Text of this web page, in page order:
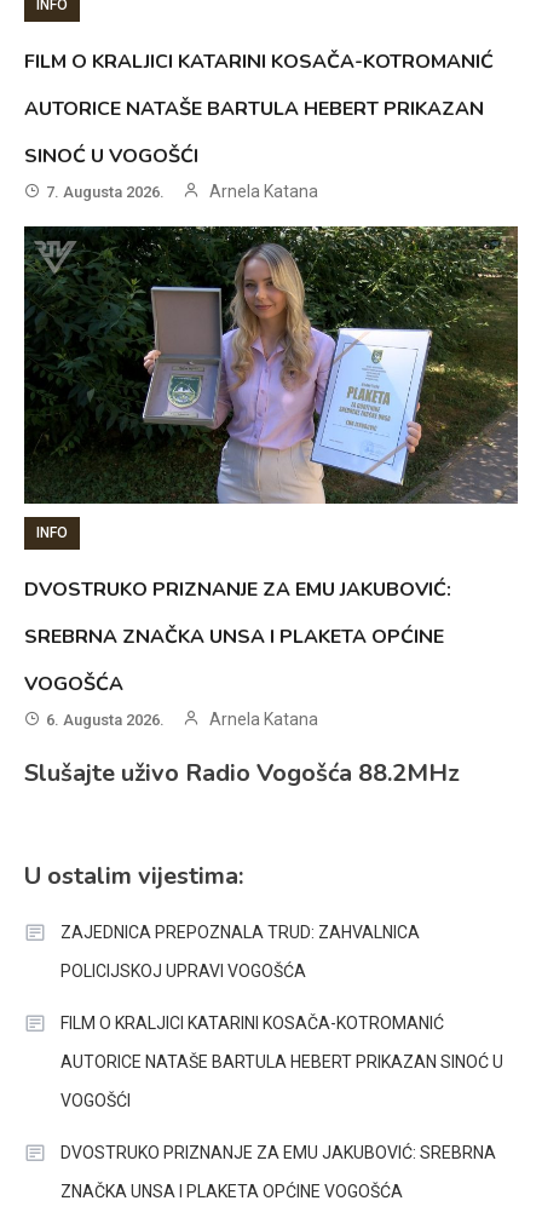
INFO
FILM O KRALJICI KATARINI KOSAČA-KOTROMANIĆ
AUTORICE NATAŠE BARTULA HEBERT PRIKAZAN
SINOĆ U VOGOŠĆI
7. Augusta 2026. Arnela Katana
INFO
DVOSTRUKO PRIZNANJE ZA EMU JAKUBOVIĆ:
SREBRNA ZNAČKA UNSA I PLAKETA OPĆINE
VOGOŠĆA
6. Augusta 2026. Arnela Katana
Slušajte uživo Radio Vogošća 88.2MHz
U ostalim vijestima:
ZAJEDNICA PREPOZNALA TRUD: ZAHVALNICA
POLICIJSKOJ UPRAVI VOGOŠĆA
FILM O KRALJICI KATARINI KOSAČA-KOTROMANIĆ
AUTORICE NATAŠE BARTULA HEBERT PRIKAZAN SINOĆ U
VOGOŠĆI
DVOSTRUKO PRIZNANJE ZA EMU JAKUBOVIĆ: SREBRNA
ZNAČKA UNSA I PLAKETA OPĆINE VOGOŠĆA